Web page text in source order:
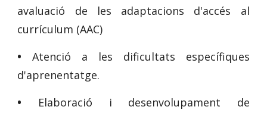
avaluació de les adaptacions d'accés al
currículum (AAC)
•Atenció a les dificultats específiques
d'aprenentatge.
• Elaboració i desenvolupament de